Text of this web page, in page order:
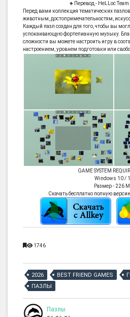
КАК СКАЧАТЬ
НОВОСТИ
♣ Перевод - HeLLoc
Перед вами коллекция тематических
животным, достопримечательностям,
Каждый пазл создан для того, чтобы вы
успокаивающую фортепианную музыку.
сложности вы можете настроить игру в
настроением, уровнем подготовки или
GAME SYSTEM
Windows 10 /
Размер - 226
Скачать бесплатно полную
1746
2026 BEST FRIEND GAMES
ПАЗЛЫ
Пазлы